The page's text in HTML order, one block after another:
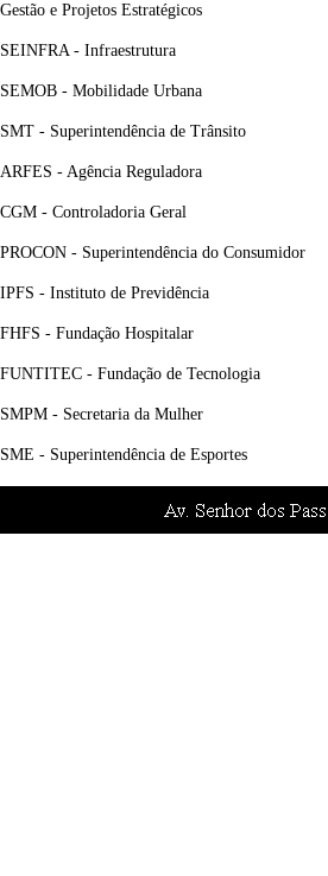
Gestão e Projetos Estratégicos
SEINFRA - Infraestrutura
SEMOB - Mobilidade Urbana
SMT - Superintendência de Trânsito
ARFES - Agência Reguladora
CGM - Controladoria Geral
PROCON - Superintendência do Consumidor
IPFS - Instituto de Previdência
FHFS - Fundação Hospitalar
FUNTITEC - Fundação de Tecnologia
SMPM - Secretaria da Mulher
SME - Superintendência de Esportes